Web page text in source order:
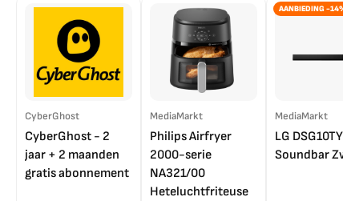
CyberGhost
CyberGhost - 2
jaar + 2 maanden
gratis abonnement
MediaMarkt
Philips Airfryer
2000-serie
NA321/00
Heteluchtfriteuse
AANBIEDING -14%
MediaMarkt
LG DSG10TY
Soundbar